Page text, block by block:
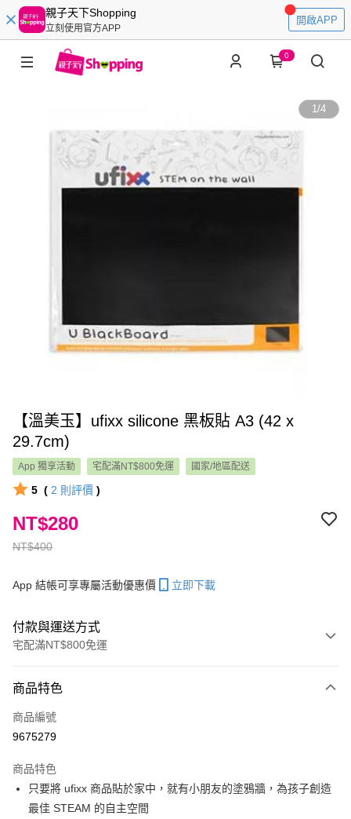
親子天下Shopping
立刻使用官方APP
開啟APP
0
1/4
【溫美玉】ufixx silicone 黑板貼 A3 (42 x
29.7cm)
App 獨享活動 宅配滿NT$800免運 國家/地區配送
5 ( 2 則評價 )
NT$400
NT$280
App 結帳可享專屬活動優惠價 立即下載
付款與運送方式
宅配滿NT$800免運
信用卡一次付款
LINE Pay
大哥付你分期
相關說明
商品特色
商品編號
9675279
商品特色
只要將 ufixx 商品貼於家中，就有小朋友的塗鴉牆，為孩子創造
最佳 STEAM 的自主空間